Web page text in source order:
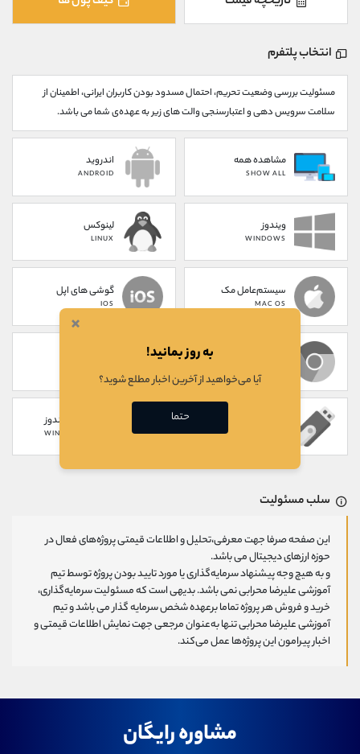
انتخاب پلتفرم
مسئولیت بررسی وضعیت تحریم، احتمال مسدود بودن کاربران ایرانی، اطمینان از
سلامت سرویس دهی و اعتبارسنجی والت های زیر به عهده‌ی شما می باشد.
مشاهده همه
SHOW ALL
اندروید
ANDROID
ویندوز
WINDOWS
لینوکس
LINUX
سیستم‌عامل مک
MAC OS
گوشی های اپل
IOS
گوشی های ویندوز
WINDOWS PHONE
سلب مسئولیت
این صفحه صرفا جهت معرفی،تحلیل و اطلاعات قیمتی پروژه‌های فعال در
حوزه ارزهای دیجیتال می باشد.
و به هیچ وجه پیشنهاد سرمایه‌گذاری یا مورد تایید بودن پروژه توسط تیم
آموزشی علیرضا محرابی نمی باشد. بدیهی است که مسئولیت سرمایه‌گذاری،
خرید و فروش هر پروژه تماما برعهده شخص سرمایه گذار می باشد و تیم
آموزشی علیرضا محرابی تنها به‌عنوان مرجعی جهت نمایش اطلاعات قیمتی و
اخبار پیرامون این پروژه‌‌ها عمل می‌کند.
@alirezamehrabi_official
مشاوره رایگان
×
به روز بمانید!
آیا می‌خواهید از آخرین اخبار مطلع شوید؟
حتما